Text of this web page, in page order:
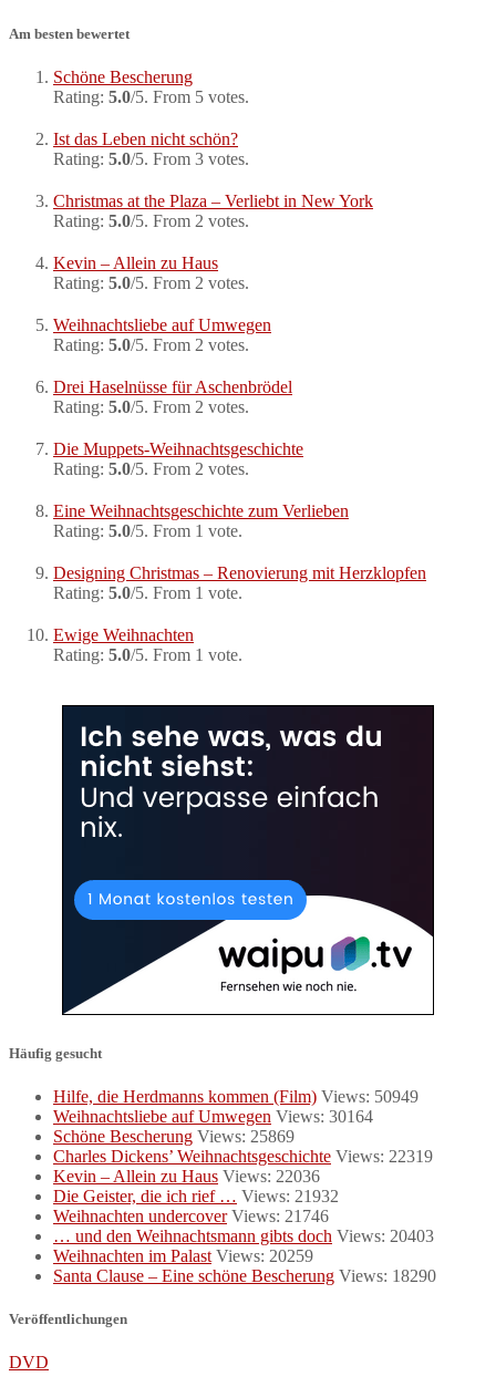
Am besten bewertet
Schöne Bescherung
Rating: 5.0/5. From 5 votes.
Ist das Leben nicht schön?
Rating: 5.0/5. From 3 votes.
Christmas at the Plaza – Verliebt in New York
Rating: 5.0/5. From 2 votes.
Kevin – Allein zu Haus
Rating: 5.0/5. From 2 votes.
Weihnachtsliebe auf Umwegen
Rating: 5.0/5. From 2 votes.
Drei Haselnüsse für Aschenbrödel
Rating: 5.0/5. From 2 votes.
Die Muppets-Weihnachtsgeschichte
Rating: 5.0/5. From 2 votes.
Eine Weihnachtsgeschichte zum Verlieben
Rating: 5.0/5. From 1 vote.
Designing Christmas – Renovierung mit Herzklopfen
Rating: 5.0/5. From 1 vote.
Ewige Weihnachten
Rating: 5.0/5. From 1 vote.
Häufig gesucht
Hilfe, die Herdmanns kommen (Film) Views: 50949
Weihnachtsliebe auf Umwegen Views: 30164
Schöne Bescherung Views: 25869
Charles Dickens’ Weihnachtsgeschichte Views: 22319
Kevin – Allein zu Haus Views: 22036
Die Geister, die ich rief … Views: 21932
Weihnachten undercover Views: 21746
… und den Weihnachtsmann gibts doch Views: 20403
Weihnachten im Palast Views: 20259
Santa Clause – Eine schöne Bescherung Views: 18290
Veröffentlichungen
DVD